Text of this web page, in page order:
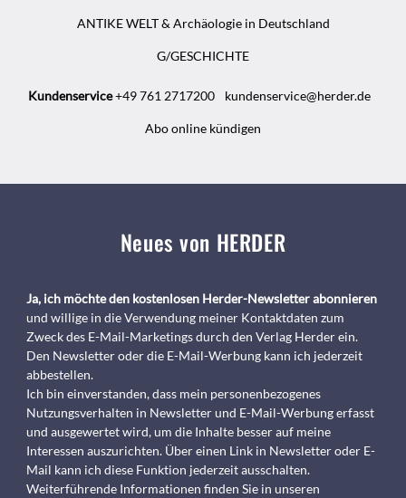
ANTIKE WELT & Archäologie in Deutschland
G/GESCHICHTE
Kundenservice+49 761 2717200 kundenservice@herder.de
Abo online kündigen
Neues von HERDER
Ja, ich möchte den kostenlosen Herder-Newsletter abonnieren
und willige in die Verwendung meiner Kontaktdaten zum
Zweck des E-Mail-Marketings durch den Verlag Herder ein.
Den Newsletter oder die E-Mail-Werbung kann ich jederzeit
abbestellen.
Ich bin einverstanden, dass mein personenbezogenes
Nutzungsverhalten in Newsletter und E-Mail-Werbung erfasst
und ausgewertet wird, um die Inhalte besser auf meine
Interessen auszurichten. Über einen Link in Newsletter oder E-
Mail kann ich diese Funktion jederzeit ausschalten.
Weiterführende Informationen finden Sie in unseren